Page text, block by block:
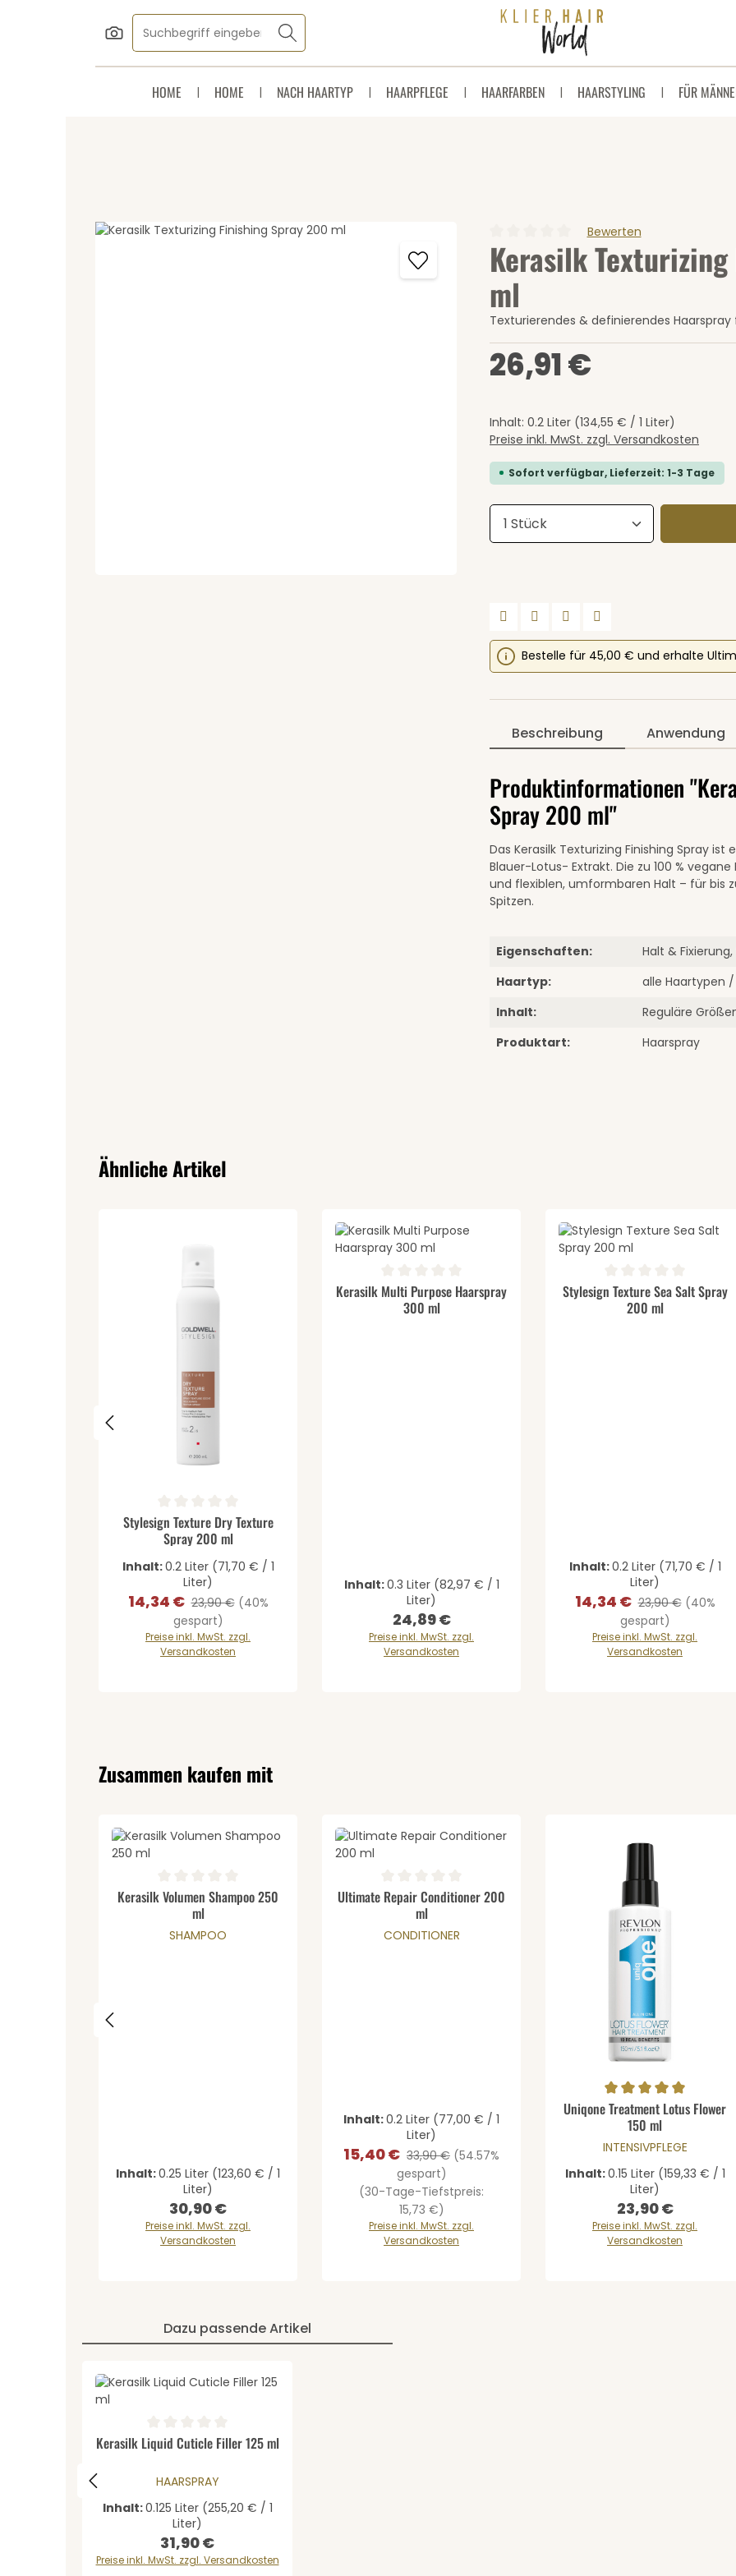
Zum Hauptinhalt springen
Zur Suche springen
Zur Hauptnavigation springen
HOME HOME NACH HAARTYP HAARPFLEGE HAARFARBEN HAARSTYLING FÜR
Bildergalerie überspringen
Durchschnittliche Bewertung von 0 von 5
Bewerten
Kerasilk
ml
Texturierendes & definierendes Haarspray
Regulärer Preis:
26,91 €
Inhalt: 0.2 Liter (134,55 € / 1 Liter)
Preise inkl. MwSt. zzgl. Versandkosten
Sofort verfügbar, Lieferzeit: 1-3 Tage
Produkt Anzahl: Gib
Bestelle für 45,00 € und erhalte
Beschreibung Anwendung
Produktinformationen
Spray 200 ml"
Das Kerasilk Texturizing Finishing Spray
Blauer-Lotus- Extrakt. Die zu 100 %
und flexiblen, umformbaren Halt – für bis
Spitzen.
Eigenschaften:
Halt &
Haartyp:
alle Haartypen
Inhalt:
Reguläre
Produktart:
Haarspray
Produktgalerie überspringen
Ähnliche Artikel
Produkt Anzahl: Gib den gewünschten Wert ein oder benutze
Durchschnittliche Bewertung von 0 von 5 Sternen
Stylesign Texture Dry Texture
Spray 200 ml
Inhalt:0.2 Liter (71,70 € / 1
Liter)
Verkaufspreis:
14,34 € Regulärer Preis:
23,90 € (40%
gespart)
Preise inkl. MwSt. zzgl.
Versandkosten
Produkt Anzahl: Gib den gewünschten
Durchschnittliche Bewertung von 0 von 5 Sternen
Kerasilk Multi Purpose Haarspray
300 ml
Inhalt:0.3 Liter (82,97 € / 1
Liter)
Regulärer Preis:
24,89 €
Preise inkl. MwSt. zzgl.
Versandkosten
Produkt Anzahl:
Durchschnittliche Bewertung
Stylesign Texture Sea Salt Spray
200 ml
Inhalt:0.2 Liter (71,70 € / 1
Liter)
Verkaufspreis:
14,34 € Regulärer Preis:
23,90 € (40%
gespart)
Preise inkl. MwSt. zzgl.
Versandkosten
Produktgalerie überspringen
Zusammen kaufen mit
Produkt Anzahl: Gib den gewünschten Wert ein oder benutze
Durchschnittliche Bewertung von 0 von 5 Sternen
Kerasilk Volumen Shampoo 250
ml
SHAMPOO
Inhalt:0.25 Liter (123,60 € / 1
Liter)
Regulärer Preis:
30,90 €
Preise inkl. MwSt. zzgl.
Versandkosten
Details
Durchschnittliche Bewertung von 0 von 5 Sternen
Ultimate Repair Conditioner 200
ml
CONDITIONER
Inhalt:0.2 Liter (77,00 € / 1
Liter)
Verkaufspreis:
15,40 € Regulärer Preis:
33,90 € (54.57%
gespart)
(30-Tage-Tiefstpreis:
15,73 €)
Preise inkl. MwSt. zzgl.
Versandkosten
Produkt Anzahl:
Durchschnittliche Bewertung
Uniqone Treatment Lotus Flower
150 ml
INTENSIVPFLEGE
Inhalt:0.15 Liter (159,33 € / 1
Liter)
Regulärer Preis:
23,90 €
Preise inkl. MwSt. zzgl.
Versandkosten
Dazu passende Artikel
Produkt Anzahl: Gib den gewünschten Wert ein oder benutze
Durchschnittliche Bewertung von 0 von 5 Sternen
Kerasilk Liquid Cuticle Filler 125 ml
HAARSPRAY
Inhalt:0.125 Liter (255,20 € / 1
Liter)
Regulärer Preis:
31,90 €
Preise inkl. MwSt. zzgl. Versandkosten